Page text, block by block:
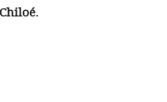
.